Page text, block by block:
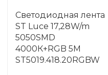
Светодиодная лента
ST Luce 17,28W/m
5050SMD
4000К+RGB 5M
ST5019.418.20RGBW